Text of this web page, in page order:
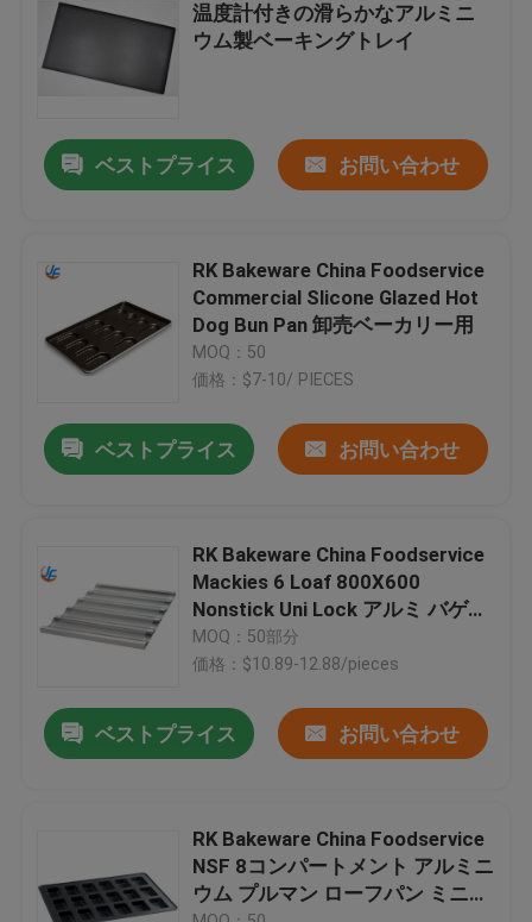
プロダクト
私達について
工場旅行
私達に連絡しなさい
場合
アルミニウム ベーキング皿
アルミピザパン
温度計付きの滑らかなアルミニ
ウム製ベーキングトレイ
ベストプライス お問い合わせ
RK Bakeware China Foodservice
Commercial Slicone Glazed Hot
Dog Bun Pan 卸売ベーカリー用
MOQ：50
価格：$7-10/ PIECES
ベストプライス お問い合わせ
RK Bakeware China Foodservice
Mackies 6 Loaf 800X600
Nonstick Uni Lock アルミ バゲッ
ト ベーキング トレイ NSF
MOQ：50部分
価格：$10.89-12.88/pieces
ベストプライス お問い合わせ
RK Bakeware China Foodservice
NSF 8コンパートメント アルミニ
ウム プルマン ローフパン ミニブ